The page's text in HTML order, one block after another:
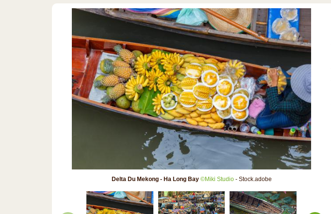
Delta Du Mekong - Ha Long Bay ©Miki Studio- Stock.adobe